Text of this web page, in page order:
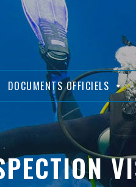
DOCUMENTS OFFICIELS